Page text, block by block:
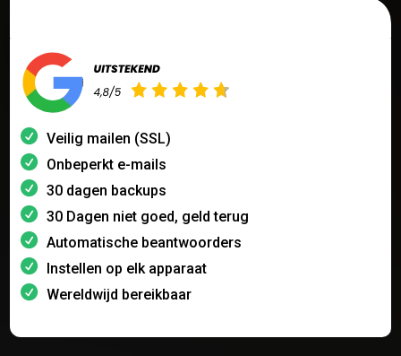
Veilig mailen (SSL)
Onbeperkt e-mails
30 dagen backups
30 Dagen niet goed, geld terug
Automatische beantwoorders
Instellen op elk apparaat
Wereldwijd bereikbaar